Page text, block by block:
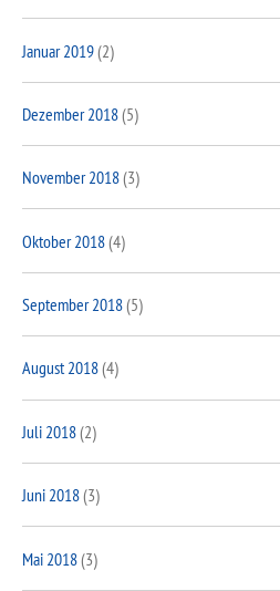
Januar 2019(2)
Dezember 2018(5)
November 2018(3)
Oktober 2018(4)
September 2018(5)
August 2018(4)
Juli 2018(2)
Juni 2018(3)
Mai 2018(3)